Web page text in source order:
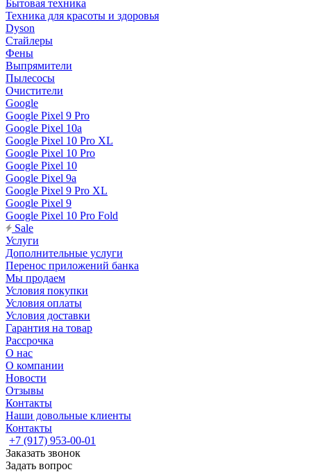
Бытовая техника
Техника для красоты и здоровья
Dyson
Стайлеры
Фены
Выпрямители
Пылесосы
Очистители
Google
Google Pixel 9 Pro
Google Pixel 10a
Google Pixel 10 Pro XL
Google Pixel 10 Pro
Google Pixel 10
Google Pixel 9a
Google Pixel 9 Pro XL
Google Pixel 9
Google Pixel 10 Pro Fold
Sale
Услуги
Дополнительные услуги
Перенос приложений банка
Мы продаем
Условия покупки
Условия оплаты
Условия доставки
Гарантия на товар
Рассрочка
О нас
О компании
Новости
Отзывы
Контакты
Наши довольные клиенты
Контакты
+7 (917) 953-00-01
Заказать звонок
Задать вопрос